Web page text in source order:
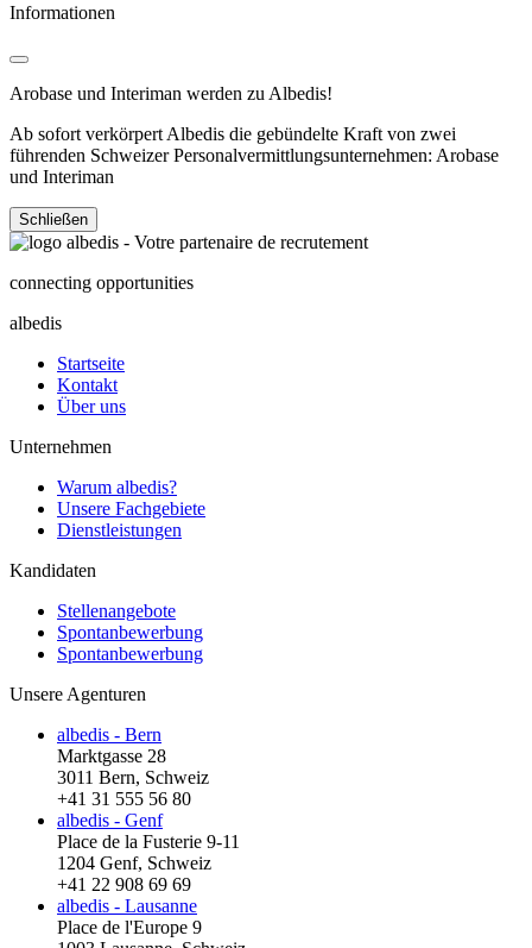
Informationen
Arobase und Interiman werden zu Albedis!
Ab sofort verkörpert Albedis die gebündelte Kraft von zwei
führenden Schweizer Personalvermittlungsunternehmen: Arobase
und Interiman
Schließen
connecting opportunities
albedis
Startseite
Kontakt
Über uns
Unternehmen
Warum albedis?
Unsere Fachgebiete
Dienstleistungen
Kandidaten
Stellenangebote
Spontanbewerbung
Spontanbewerbung
Unsere Agenturen
albedis - Bern
Marktgasse 28
3011 Bern, Schweiz
+41 31 555 56 80
albedis - Genf
Place de la Fusterie 9-11
1204 Genf, Schweiz
+41 22 908 69 69
albedis - Lausanne
Place de l'Europe 9